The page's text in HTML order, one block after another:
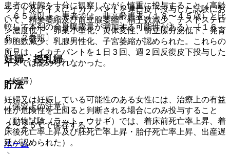
ラット及びイヌにイカチバントを連日皮下投与した試験にお
いて、精巣萎縮及び前立腺萎縮、精子数減少、テストステロ
ン濃度低下、卵巣小型化、黄体変性、前立腺分泌低下、発育
卵胞数減少、乳腺男性化、子宮萎縮が認められた。これらの
所見は、イカチバントを１日３回、週２回反復皮下投与した
イヌでは認められなかった。
貯法
（保管上の注意）
２〜２５℃で保存すること。
ホーム
患者の状態を十分に観察しながら慎重に投与すること（高齢
＜６５歳以上＞患者では、非高齢患者（１８〜４５歳）と比
較して本剤の全身曝露量が増加する可能性がある）〔１６．
６．２参照〕。
妊婦・授乳婦
（妊婦）
妊婦又は妊娠している可能性のある女性には、治療上の有益
性が危険性を上回ると判断される場合にのみ投与すること
（動物試験（ラット、ウサギ）では、着床前死亡率上昇、着
床後死亡率上昇及び胚死亡率上昇・胎仔死亡率上昇、出産遅
延が認められた）。